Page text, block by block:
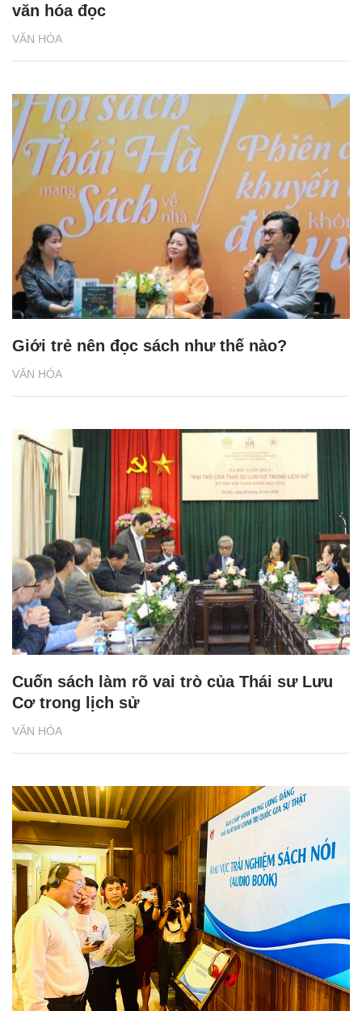
VĂN HÓA
văn hóa đọc
VĂN HÓA
Giới trẻ nên đọc sách như thế nào?
VĂN HÓA
Cuốn sách làm rõ vai trò của Thái sư Lưu
Cơ trong lịch sử